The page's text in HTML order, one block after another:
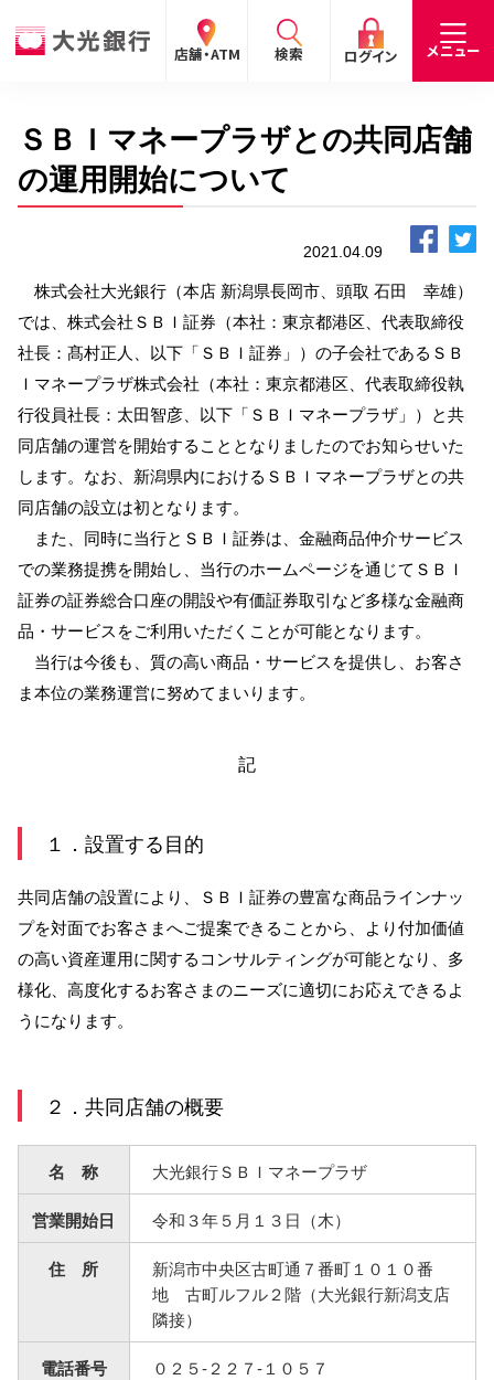
店舗・ATM 検索 ログイン メニュー
閉じる
手数料 預金金利 お問合わせ
お客さま
お客さま
企業・
IR情報
情報
閉じる
個人のお客さま
サービスのご案内 ログイン
デビット会員用 Web
（デビットカードをご利用のお客さま向け）
サービスのご案内
たいこうインターネット投信
サービスのご案内 ログイン
たいこうNavi
（たいこうNaviをご利用のお客さま向け）
サービスのご案内 ログイン
これより先のページは、ウェルスナビ株式会社が運営するサイトとなりま
法人のお客さま
たいこうオフィスe-バンキング
サービスのご案内
サービスのご案内
たいこうでんさいサービス
（電子債権をご利用のお客さま向け）
サービスのご案内
Taiko Big Advance
閉じる
ＳＢＩマネープラザとの共同店舗
の運用開始について
2021.04.09
株式会社大光銀行（本店 新潟県長岡市、頭取 石田 幸雄）
では、株式会社ＳＢＩ証券（本社：東京都港区、代表取締役
社長：髙村正人、以下「ＳＢＩ証券」）の子会社であるＳＢ
Ｉマネープラザ株式会社（本社：東京都港区、代表取締役執
行役員社長：太田智彦、以下「ＳＢＩマネープラザ」）と共
同店舗の運営を開始することとなりましたのでお知らせいた
します。なお、新潟県内におけるＳＢＩマネープラザとの共
同店舗の設立は初となります。
また、同時に当行とＳＢＩ証券は、金融商品仲介サービス
での業務提携を開始し、当行のホームページを通じてＳＢＩ
証券の証券総合口座の開設や有価証券取引など多様な金融商
品・サービスをご利用いただくことが可能となります。
当行は今後も、質の高い商品・サービスを提供し、お客さ
ま本位の業務運営に努めてまいります。
記
１．設置する目的
共同店舗の設置により、ＳＢＩ証券の豊富な商品ラインナッ
プを対面でお客さまへご提案できることから、より付加価値
の高い資産運用に関するコンサルティングが可能となり、多
様化、高度化するお客さまのニーズに適切にお応えできるよ
うになります。
２．共同店舗の概要
名 称 大光銀行ＳＢＩマネープラザ
営業開始日 令和３年５月１３日（木）
住 所
新潟市中央区古町通７番町１０１０番
地 古町ルフル２階（大光銀行新潟支店
隣接）
電話番号 ０２５-２２７-１０５７